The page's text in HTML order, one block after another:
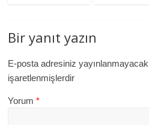
Bir yanıt yazın
E-posta adresiniz
işaretlenmişlerdir
Yorum*